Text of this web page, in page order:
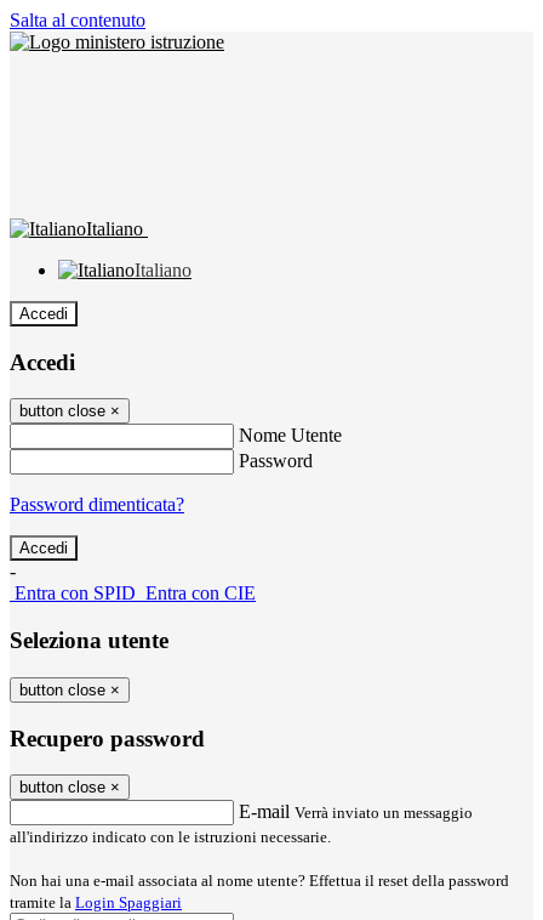
Salta al contenuto
Italiano
Italiano
Accedi
Accedi
button close ×
Nome Utente
Password
Password dimenticata?
-
Entra con SPID Entra con CIE
Seleziona utente
button close ×
Recupero password
button close ×
E-mail Verrà inviato un messaggio
all'indirizzo indicato con le istruzioni necessarie.
Non hai una e-mail associata al nome utente? Effettua il reset della password
tramite la Login Spaggiari